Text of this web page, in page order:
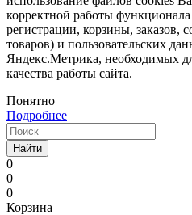
корректной работы функционала
регистрации, корзины, заказов,
товаров) и пользовательских
Яндекс.Метрика, необходимых
качества работы сайта.
Понятно
Подробнее
Найти
0
0
0
Корзина